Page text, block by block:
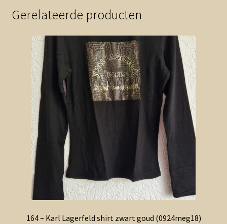
Gerelateerde producten
164 – Karl Lagerfeld shirt zwart goud (0924meg18)